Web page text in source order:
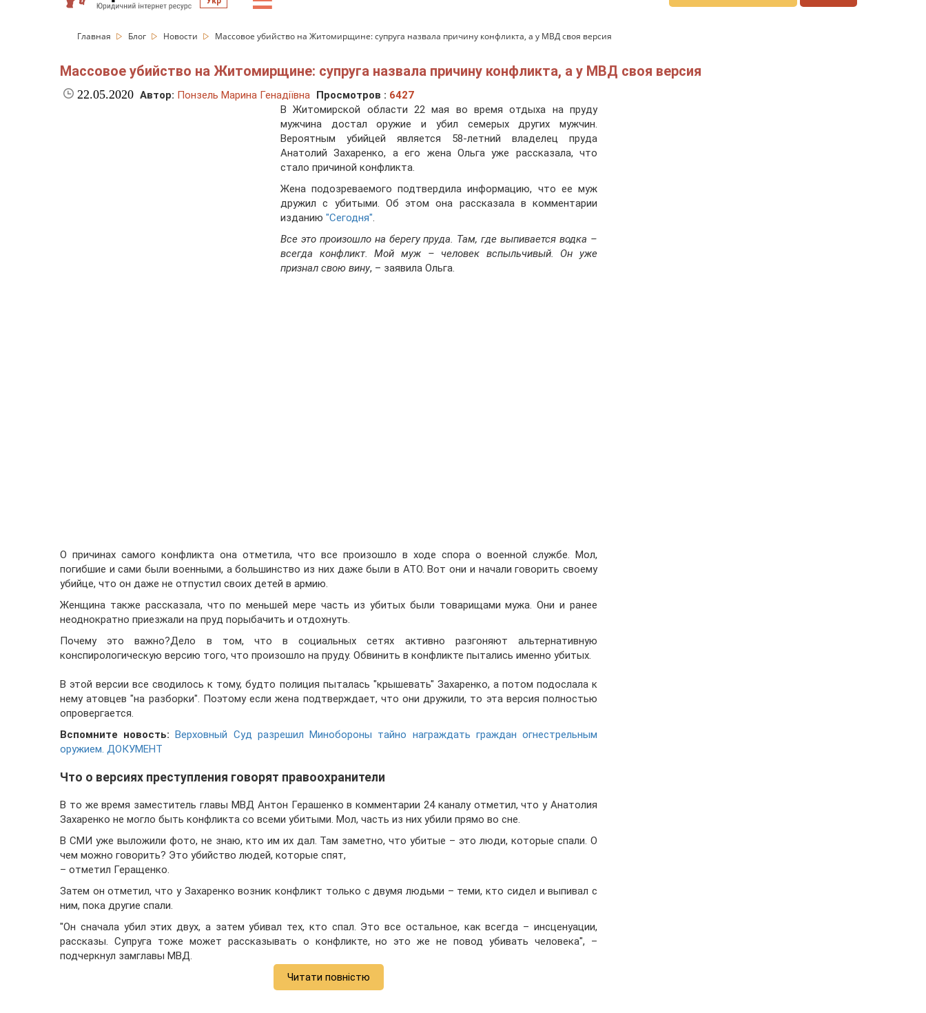
Главная Блог Новости Массовое убийство на Житомирщине: супруга назвала причину конфликта, а у МВД своя версия
Массовое убийство на Житомирщине: супруга назвала причину конфликта, а у МВД своя версия
22.05.2020 Автор: Понзель Марина Генадіївна Просмотров : 6427
В Житомирской области 22 мая во время отдыха на пруду
мужчина достал оружие и убил семерых других мужчин.
Вероятным убийцей является 58-летний владелец пруда
Анатолий Захаренко, а его жена Ольга уже рассказала, что
стало причиной конфликта.
Жена подозреваемого подтвердила информацию, что ее муж
дружил с убитыми. Об этом она рассказала в комментарии
изданию "Сегодня".
Все это произошло на берегу пруда. Там, где выпивается водка –
всегда конфликт. Мой муж – человек вспыльчивый. Он уже
признал свою вину, – заявила Ольга.
О причинах самого конфликта она отметила, что все произошло в ходе спора о военной службе. Мол,
погибшие и сами были военными, а большинство из них даже были в АТО. Вот они и начали говорить своему
убийце, что он даже не отпустил своих детей в армию.
Женщина также рассказала, что по меньшей мере часть из убитых были товарищами мужа. Они и ранее
неоднократно приезжали на пруд порыбачить и отдохнуть.
Почему это важно?Дело в том, что в социальных сетях активно разгоняют альтернативную
конспирологическую версию того, что произошло на пруду. Обвинить в конфликте пытались именно убитых.
В этой версии все сводилось к тому, будто полиция пыталась "крышевать" Захаренко, а потом подослала к
нему атовцев "на разборки". Поэтому если жена подтверждает, что они дружили, то эта версия полностью
опровергается.
Вспомните новость:
Верховный Суд разрешил Минобороны тайно награждать граждан огнестрельным
оружием. ДОКУМЕНТ
Что о версиях преступления говорят правоохранители
В то же время заместитель главы МВД Антон Герашенко в комментарии 24 каналу отметил, что у Анатолия
Захаренко не могло быть конфликта со всеми убитыми. Мол, часть из них убили прямо во сне.
В СМИ уже выложили фото, не знаю, кто им их дал. Там заметно, что убитые – это люди, которые спали. О
чем можно говорить? Это убийство людей, которые спят,
– отметил Геращенко.
Затем он отметил, что у Захаренко возник конфликт только с двумя людьми – теми, кто сидел и выпивал с
ним, пока другие спали.
"Он сначала убил этих двух, а затем убивал тех, кто спал. Это все остальное, как всегда – инсценуации,
рассказы. Супруга тоже может рассказывать о конфликте, но это же не повод убивать человека", –
подчеркнул замглавы МВД.
Читати повністю